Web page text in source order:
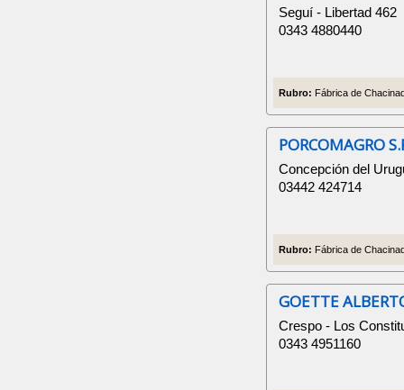
Seguí - Libertad 462
0343 4880440
Rubro: Fábrica de
PORCOMAGRO
Concepción del
03442 424714
Rubro: Fábrica de
GOETTE
Crespo - Los
0343 4951160